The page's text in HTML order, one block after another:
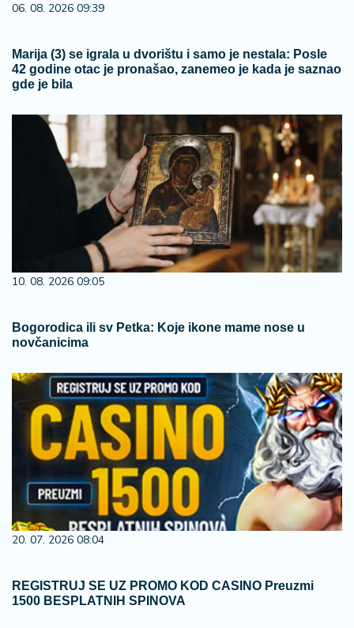
06. 08. 2026 09:39
Marija (3) se igrala u dvorištu i samo je nestala: Posle
42 godine otac je pronašao, zanemeo je kada je saznao
gde je bila
10. 08. 2026 09:05
Bogorodica ili sv Petka: Koje ikone mame nose u
novčanicima
20. 07. 2026 08:04
REGISTRUJ SE UZ PROMO KOD CASINO Preuzmi
1500 BESPLATNIH SPINOVA